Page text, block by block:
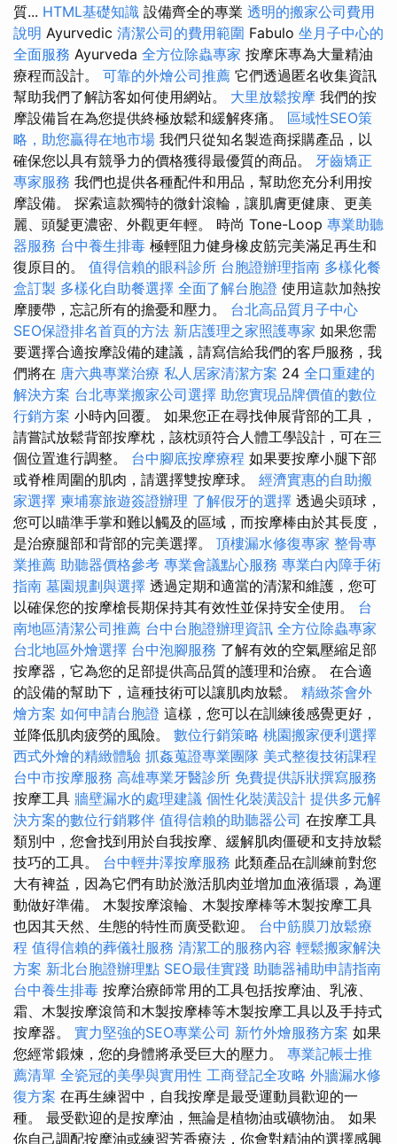
質... HTML基礎知識 設備齊全的專業 透明的搬家公司費用
說明 Ayurvedic 清潔公司的費用範圍 Fabulo 坐月子中心的
全面服務 Ayurveda 全方位除蟲專家 按摩床專為大量精油
療程而設計。 可靠的外燴公司推薦 它們透過匿名收集資訊
幫助我們了解訪客如何使用網站。 大里放鬆按摩 我們的按
摩設備旨在為您提供終極放鬆和緩解疼痛。 區域性SEO策
略，助您贏得在地市場 我們只從知名製造商採購產品，以
確保您以具有競爭力的價格獲得最優質的商品。 牙齒矯正
專家服務 我們也提供各種配件和用品，幫助您充分利用按
摩設備。 探索這款獨特的微針滾輪，讓肌膚更健康、更美
麗、頭髮更濃密、外觀更年輕。 時尚 Tone-Loop 專業助聽
器服務 台中養生排毒 極輕阻力健身橡皮筋完美滿足再生和
復原目的。 值得信賴的眼科診所 台胞證辦理指南 多樣化餐
盒訂製 多樣化自助餐選擇 全面了解台胞證 使用這款加熱按
摩腰帶，忘記所有的擔憂和壓力。 台北高品質月子中心
SEO保證排名首頁的方法 新店護理之家照護專家 如果您需
要選擇合適按摩設備的建議，請寫信給我們的客戶服務，我
們將在 唐六典專業治療 私人居家清潔方案 24 全口重建的
解決方案 台北專業搬家公司選擇 助您實現品牌價值的數位
行銷方案 小時內回覆。 如果您正在尋找伸展背部的工具，
請嘗試放鬆背部按摩枕，該枕頭符合人體工學設計，可在三
個位置進行調整。 台中腳底按摩療程 如果要按摩小腿下部
或脊椎周圍的肌肉，請選擇雙按摩球。 經濟實惠的自助搬
家選擇 柬埔寨旅遊簽證辦理 了解假牙的選擇 透過尖頭球，
您可以瞄準手掌和難以觸及的區域，而按摩棒由於其長度，
是治療腿部和背部的完美選擇。 頂樓漏水修復專家 整骨專
業推薦 助聽器價格參考 專業會議點心服務 專業白內障手術
指南 墓園規劃與選擇 透過定期和適當的清潔和維護，您可
以確保您的按摩槍長期保持其有效性並保持安全使用。 台
南地區清潔公司推薦 台中台胞證辦理資訊 全方位除蟲專家
台北地區外燴選擇 台中泡腳服務 了解有效的空氣壓縮足部
按摩器，它為您的足部提供高品質的護理和治療。 在合適
的設備的幫助下，這種技術可以讓肌肉放鬆。 精緻茶會外
燴方案 如何申請台胞證 這樣，您可以在訓練後感覺更好，
並降低肌肉疲勞的風險。 數位行銷策略 桃園搬家便利選擇
西式外燴的精緻體驗 抓姦蒐證專業團隊 美式整復技術課程
台中市按摩服務 高雄專業牙醫診所 免費提供訴狀撰寫服務
按摩工具 牆壁漏水的處理建議 個性化裝潢設計 提供多元解
決方案的數位行銷夥伴 值得信賴的助聽器公司 在按摩工具
類別中，您會找到用於自我按摩、緩解肌肉僵硬和支持放鬆
技巧的工具。 台中輕井澤按摩服務 此類產品在訓練前對您
大有裨益，因為它們有助於激活肌肉並增加血液循環，為運
動做好準備。 木製按摩滾輪、木製按摩棒等木製按摩工具
也因其天然、生態的特性而廣受歡迎。 台中筋膜刀放鬆療
程 值得信賴的葬儀社服務 清潔工的服務內容 輕鬆搬家解決
方案 新北台胞證辦理點 SEO最佳實踐 助聽器補助申請指南
台中養生排毒 按摩治療師常用的工具包括按摩油、乳液、
霜、木製按摩滾筒和木製按摩棒等木製按摩工具以及手持式
按摩器。 實力堅強的SEO專業公司 新竹外燴服務方案 如果
您經常鍛煉，您的身體將承受巨大的壓力。 專業記帳士推
薦清單 全瓷冠的美學與實用性 工商登記全攻略 外牆漏水修
復方案 在再生練習中，自我按摩是最受運動員歡迎的一
種。 最受歡迎的是按摩油，無論是植物油或礦物油。 如果
你自己調配按摩油或練習芳香療法，你會對精油的選擇感興